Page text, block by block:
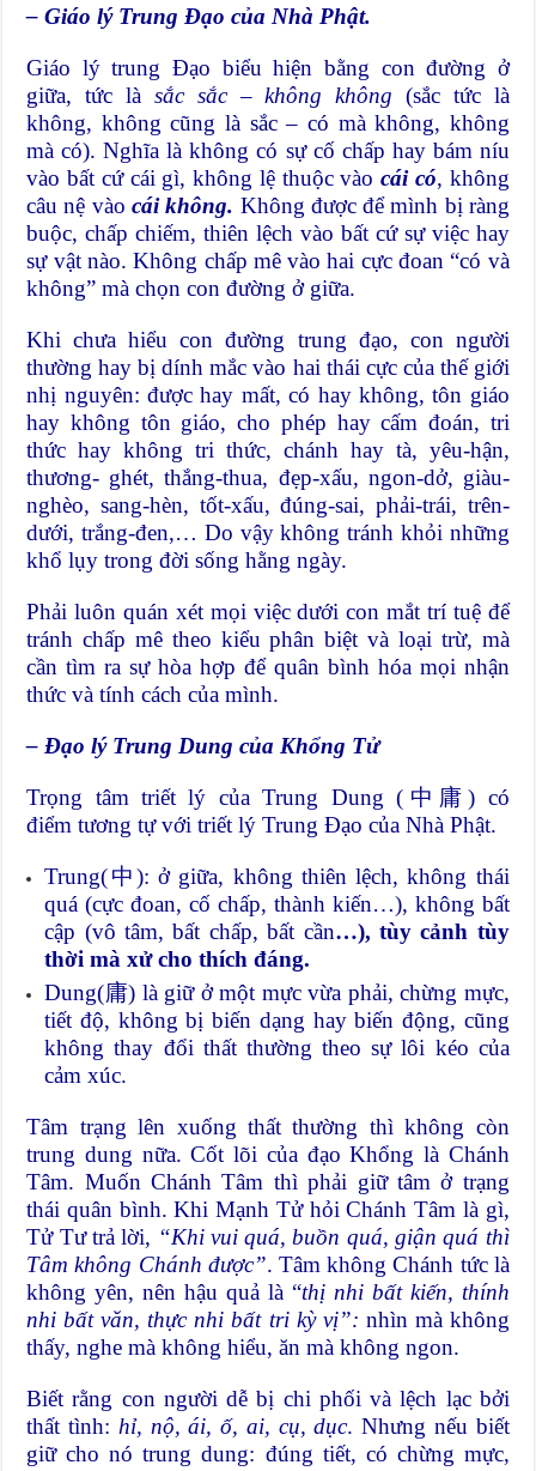
– Giáo lý Trung Đạo của Nhà Phật.
Giáo lý trung Đạo biểu hiện bằng con đường ở
giữa, tức là sắc sắc – không không (sắc tức là
không, không cũng là sắc – có mà không, không
mà có). Nghĩa là không có sự cố chấp hay bám níu
vào bất cứ cái gì, không lệ thuộc vàocái có, không
câu nệ vào cái không. Không được để mình bị ràng
buộc, chấp chiếm, thiên lệch vào bất cứ sự việc hay
sự vật nào. Không chấp mê vào hai cực đoan “có và
không” mà chọn con đường ở giữa.
Khi chưa hiểu con đường trung đạo, con người
thường hay bị dính mắc vào hai thái cực của thế giới
nhị nguyên: được hay mất, có hay không, tôn giáo
hay không tôn giáo, cho phép hay cấm đoán, tri
thức hay không tri thức, chánh hay tà, yêu-hận,
thương- ghét, thắng-thua, đẹp-xấu, ngon-dở, giàu-
nghèo, sang-hèn, tốt-xấu, đúng-sai, phải-trái, trên-
dưới, trắng-đen,… Do vậy không tránh khỏi những
khổ lụy trong đời sống hằng ngày.
Phải luôn quán xét mọi việc dưới con mắt trí tuệ để
tránh chấp mê theo kiểu phân biệt và loại trừ, mà
cần tìm ra sự hòa hợp để quân bình hóa mọi nhận
thức và tính cách của mình.
– Đạo lý Trung Dungcủa Khổng Tử
Trọng tâm triết lý của Trung Dung (中庸) có
điểm tương tự với triết lý Trung Đạo của Nhà Phật.
Trung(中): ở giữa, không thiên lệch, không thái
quá (cực đoan, cố chấp, thành kiến…), không bất
cập (vô tâm, bất chấp, bất cần…), tùycảnh tùy
thời mà xử cho thích đáng.
Dung(庸) là giữ ở một mực vừa phải, chừng mực,
tiết độ, không bị biến dạng hay biến động, cũng
không thay đổi thất thường theo sự lôi kéo của
cảm xúc.
Tâm trạng lên xuống thất thường thì không còn
trung dung nữa. Cốt lõi của đạo Khổng là Chánh
Tâm. Muốn Chánh Tâm thì phải giữ tâm ở trạng
thái quân bình. Khi Mạnh Tử hỏi Chánh Tâm là gì,
Tử Tư trả lời, “Khi vui quá, buồn quá, giận quá thì
Tâm không Chánh được”. Tâm không Chánh tức là
không yên, nên hậu quả là “thị nhi bất kiến, thính
nhi bất văn, thực nhi bất tri kỳ vị”: nhìn mà không
thấy, nghe mà không hiểu, ăn mà không ngon.
Biết rằng con người dễ bị chi phối và lệch lạc bởi
thất tình: hỉ, nộ, ái, ố, ai, cụ, dục. Nhưng nếu biết
giữ cho nó trung dung: đúng tiết, có chừng mực,